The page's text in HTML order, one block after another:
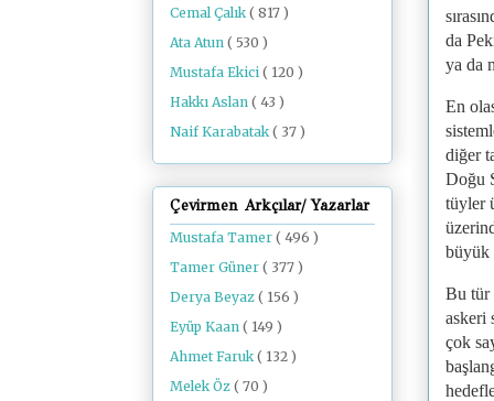
da
ya da
En
diğer
Doğu
tüyler
büyük
Bu tür
askeri
çok
Cemal Çalık( 817 )
Ata Atun ( 530 )
Mustafa Ekici ( 120 )
Hakkı Aslan ( 43 )
Naif Karabatak( 37 )
Çevirmen Arkçılar/ Yazarlar
Mustafa Tamer ( 496 )
Tamer Güner ( 377 )
Derya Beyaz ( 156 )
Eyüp Kaan ( 149 )
Ahmet Faruk( 132 )
Melek Öz ( 70 )